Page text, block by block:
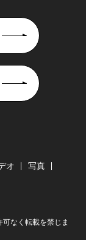
オ
写真
なく転載を禁じま